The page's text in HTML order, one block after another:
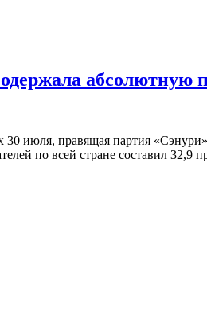
абсолютную
июля, правящая партия
по всей стране составил 32,9